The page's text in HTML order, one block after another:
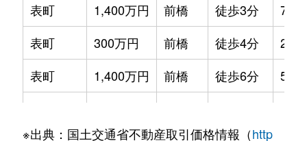
表町
1,400万円 前橋 徒歩3分
表町
300万円 前橋 徒歩4分
表町
1,400万円 前橋 徒歩6分
※出典：国土交通省不動産取引価格情報（http